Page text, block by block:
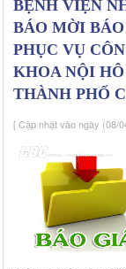
BỆNH VIỆN
BÁO MỜI
PHỤC VỤ
KHOA NỘI
THÀNH PHỐ
[ Cập nhật vào ngày (08/